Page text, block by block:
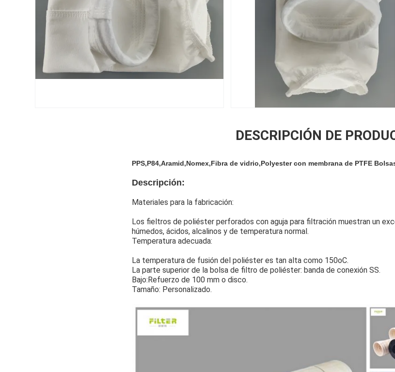
DESCRIPCIÓN DE
PPS,P84,Aramid,Nomex,Fibra de vidrio,Polyester con membrana de PTFE
Descripción:
Materiales para la fabricación:
Los fieltros de poliéster perforados con aguja para filtración muestran un
húmedos, ácidos, alcalinos y de temperatura normal.
Temperatura adecuada:
La temperatura de fusión del poliéster es tan alta como 150oC.
La parte superior de la bolsa de filtro de poliéster: banda de conexión SS.
Bajo:Refuerzo de 100 mm o disco.
Tamaño: Personalizado.